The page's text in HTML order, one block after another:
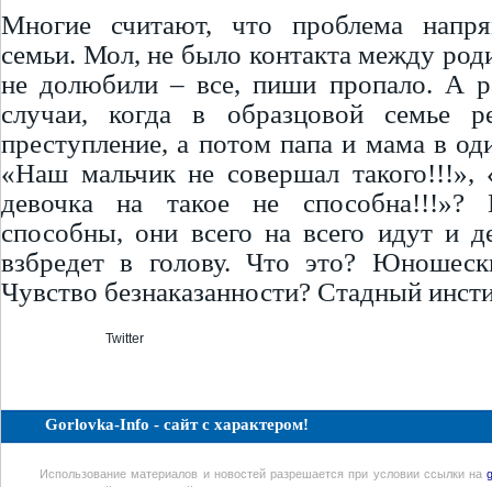
Многие считают, что проблема
семьи. Мол, не было контакта между
не долюбили – все, пиши пропало. А
случаи, когда в образцовой семье
преступление, а потом папа и мама в
«Наш мальчик не совершал
девочка на такое не
способны, они всего на всего идут и
взбредет в голову. Что это?
Чувство безнаказанности? Стадный
Twitter
Gorlovka-Info - сайт с характером!
Использование материалов и новостей разрешается при условии ссылки на